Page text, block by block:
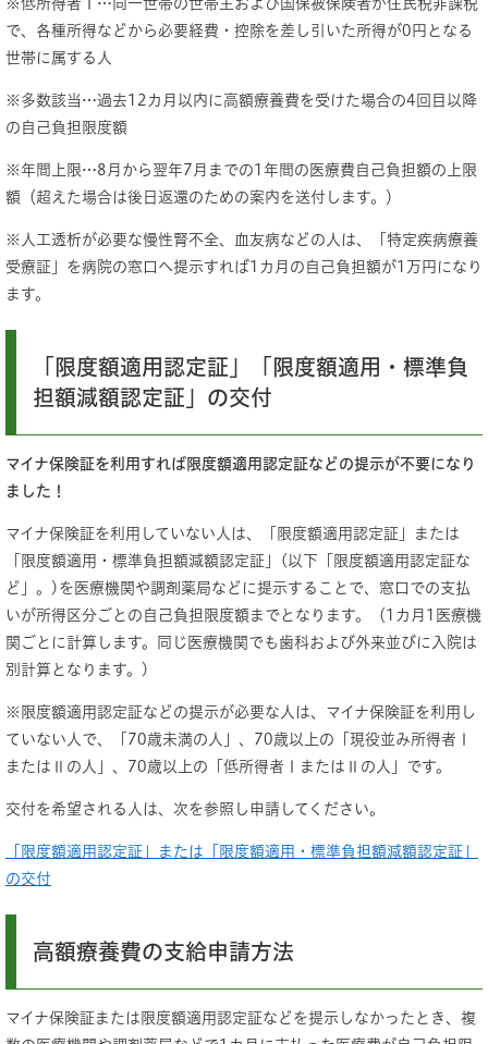
※低所得者Ⅰ…同一世帯の世帯主および国保被保険者が住民税非課税
で、各種所得などから必要経費・控除を差し引いた所得が0円となる
世帯に属する人
※多数該当…過去12カ月以内に高額療養費を受けた場合の4回目以降
の自己負担限度額
※年間上限…8月から翌年7月までの1年間の医療費自己負担額の上限
額（超えた場合は後日返還のための案内を送付します。）
※人工透析が必要な慢性腎不全、血友病などの人は、「特定疾病療養
受療証」を病院の窓口へ提示すれば1カ月の自己負担額が1万円になり
ます。
「限度額適用認定証」「限度額適用・標準負
担額減額認定証」の交付
マイナ保険証を利用すれば限度額適用認定証などの提示が不要になり
ました！
マイナ保険証を利用していない人は、「限度額適用認定証」または
「限度額適用・標準負担額減額認定証」(以下「限度額適用認定証な
ど」。)を医療機関や調剤薬局などに提示することで、窓口での支払
いが所得区分ごとの自己負担限度額までとなります。（1カ月1医療機
関ごとに計算します。同じ医療機関でも歯科および外来並びに入院は
別計算となります。)
※限度額適用認定証などの提示が必要な人は、マイナ保険証を利用し
ていない人で、「70歳未満の人」、70歳以上の「現役並み所得者Ⅰ
またはⅡの人」、70歳以上の「低所得者ⅠまたはⅡの人」です。
交付を希望される人は、次を参照し申請してください。
「限度額適用認定証」または「限度額適用・標準負担額減額認定証」
の交付​
高額療養費の支給申請方法
マイナ保険証または限度額適用認定証などを提示しなかったとき、複